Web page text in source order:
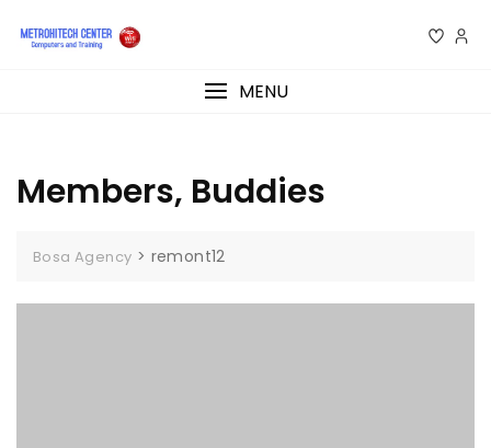
MENU
Members, Buddies
Bosa Agency > remont12